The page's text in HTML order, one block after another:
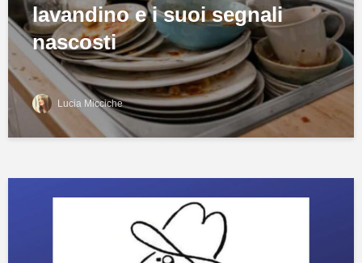
lavandino e i suoi segnali
nascosti
Lucia Micciche